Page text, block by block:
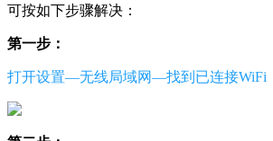
可按如下步骤解决：
第一步：
打开设置—无线局域网—找到已连接WiFi